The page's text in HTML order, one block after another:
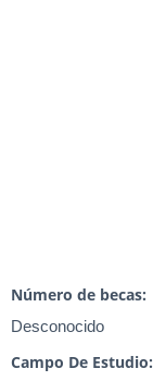
Número de becas:
Desconocido
Campo De Estudio: